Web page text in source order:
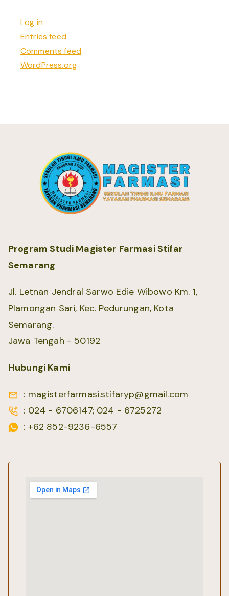
Log in
Entries feed
Comments feed
WordPress.org
Program Studi Magister Farmasi Stifar
Semarang
Jl. Letnan Jendral Sarwo Edie Wibowo Km. 1,
Plamongan Sari, Kec. Pedurungan, Kota
Semarang.
Jawa Tengah - 50192
Hubungi Kami
: magisterfarmasi.stifaryp@gmail.com
: 024 - 6706147; 024 - 6725272
: +62 852-9236-6557